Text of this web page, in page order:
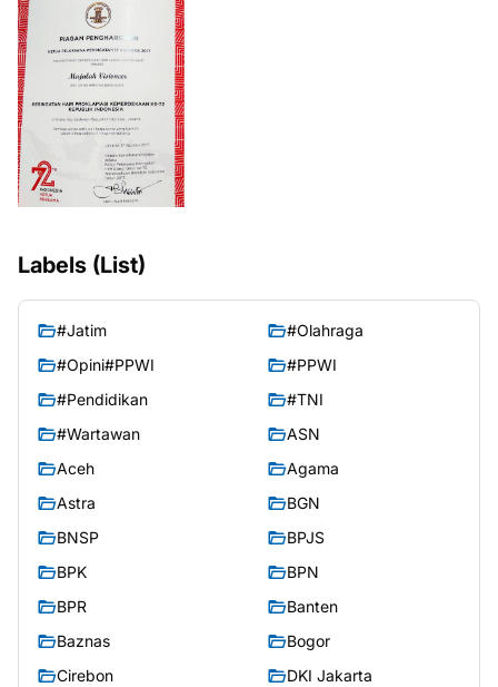
Labels (List)
#Jatim
#Olahraga
#Opini#PPWI
#PPWI
#Pendidikan
#TNI
#Wartawan
ASN
Aceh
Agama
Astra
BGN
BNSP
BPJS
BPK
BPN
BPR
Banten
Baznas
Bogor
Cirebon
DKI Jakarta